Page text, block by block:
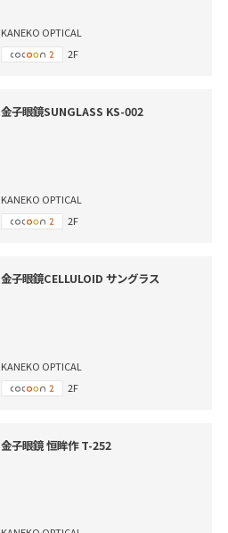
KANEKO OPTICAL
2F
金子眼鏡SUNGLASS KS-002
KANEKO OPTICAL
2F
金子眼鏡CELLULOID サングラス
KANEKO OPTICAL
2F
金子眼鏡 恒眸作 T-252